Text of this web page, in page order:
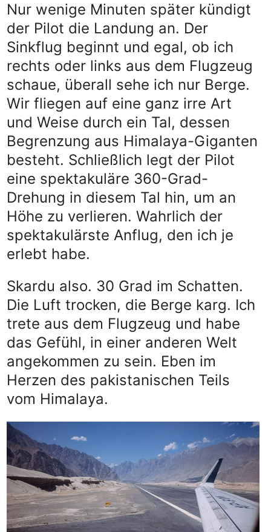
Nur wenige Minuten später kündigt
der Pilot die Landung an. Der
Sinkflug beginnt und egal, ob ich
rechts oder links aus dem Flugzeug
schaue, überall sehe ich nur Berge.
Wir fliegen auf eine ganz irre Art
und Weise durch ein Tal, dessen
Begrenzung aus Himalaya-Giganten
besteht. Schließlich legt der Pilot
eine spektakuläre 360-Grad-
Drehung in diesem Tal hin, um an
Höhe zu verlieren. Wahrlich der
spektakulärste Anflug, den ich je
erlebt habe.
Skardu also. 30 Grad im Schatten.
Die Luft trocken, die Berge karg. Ich
trete aus dem Flugzeug und habe
das Gefühl, in einer anderen Welt
angekommen zu sein. Eben im
Herzen des pakistanischen Teils
vom Himalaya.